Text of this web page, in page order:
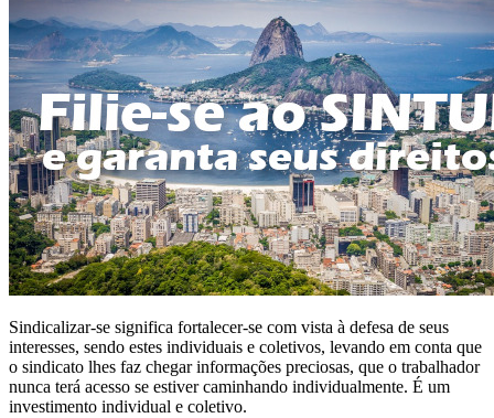
Sindicalizar-se significa fortalecer-se com vista à defesa de seus
interesses, sendo estes individuais e coletivos, levando em conta que
o sindicato lhes faz chegar informações preciosas, que o trabalhador
nunca terá acesso se estiver caminhando individualmente. É um
investimento individual e coletivo.